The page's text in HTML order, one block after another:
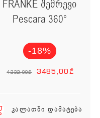
was:
price
FRANKE შემრევი
Pescara 360°
-18%
4232,00
₾ 3485,00
₾
ᲙᲐᲚᲐᲗᲨᲘ ᲓᲐᲛᲐᲢᲔᲑᲐ